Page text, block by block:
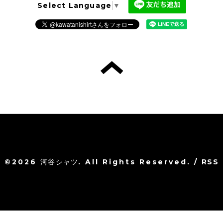
Select Language ▼
©2026河谷シャツ. All Rights Reserved. / RSS